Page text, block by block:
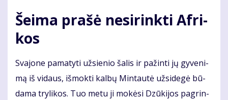
Šei­ma pra­šė ne­si­rink­ti Af­ri­
kos
Sva­jo­ne pa­ma­ty­ti už­sie­nio ša­lis ir pa­žin­ti jų gy­ve­ni­
mą iš vi­daus, iš­mok­ti kal­bų Min­tau­tė už­si­de­gė bū­
da­ma try­li­kos. Tuo me­tu ji mo­kė­si Dzū­ki­jos pa­grin­